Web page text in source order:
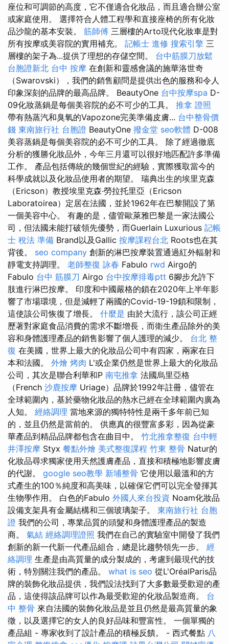
座位和可調節的高度，它不僅適合化妝品，而且適合辦公室
或家庭使用。 選擇符合人體工程學和直接座椅的所有化妝
品沙龍的基本安裝。 筋師傅 三層樓的Arto現代化妝車是對
所有按摩或美容院的實用補充。 記帳士 進修 搜索引擎 三
層樓的架子為...提供了理想的存儲空間。 台中筋膜刀放鬆
台胞證新北 台中 按摩 在創新和靈感會議的施華洛世奇
（Swarovski），我們的銷售顧問是提供出色的服務和令人
印象深刻的品牌的最高品牌。 BeautyOne 台中按摩spa D-
09化妝蒸鍋是每個美容院的必不可少的工具。 推拿 證照
帶有熱蒸汽和臭氧的Vapozone完美準備皮膚... 台中整骨價
錢 東南旅行社 台胞證 BeautyOne 撥金堂 seo軟體 D-008
美容蒸鍋是每個美容院的必不可少的工具。 除了經過徹底
分析的獲勝化妝品外，今年三月還可以很好地匹配許多準備
工作。 產品包括傳統的幾個世紀的經驗，實際獲取當今的
科學成就以及化妝品使用者的期望。 瑞典出生的埃里克森
（Ericson）教授埃里克森·勞拉托里亞（Ericson
Laboratoirea）定居在法國，並於1962年在巴黎開設了第
一個美容中心。 有趣的是，儘管歐萊雅巴黎是一家法國公
司，但法國未能打破領先優勢，而Guerlain Luxurious 記帳
士 稅法 準備 Brand以及Gallic 按摩課程台北 Roots也在其
背後。 seo company 創新的淋巴按摩裝置通過紅外輻射和
靜電支持調理。 老師整復 詠春 Fabulo rwd Airgo的
Fabulo 台中 筋膜刀 Airgo 台中按摩排毒ptt 6腳步允許下
肢進行淋巴按摩。 印度和中國嚴格的鎖在2020年上半年影
響了市場環境，但是減輕了兩國的Covid-19-19鎖和限制，
這使該公司恢復了增長。 什麼是 由於大流行，該公司正經
歷著對家庭食品消費的需求不斷增長，而衛生產品除外的美
容和身體護理產品的銷售影響了個人護理的減少。 台北 整
復 在美國，世界上最大的化妝品公司中有四家，兩家在日
本和法國。 外燴 烤肉 L'或企業仍然是世界上最大的化妝品
公司，其次是聯合利華和P 南屯推拿 法國烏里亞格
（French 沙鹿按摩 Uriage）品牌於1992年註冊，儘管在
全球範圍內，基於藥物化妝品的熱水已經在全球範圍內廣為
人知。 經絡調理 當地來源的獨特特性是兩千多年前已知
的，並且仍然是當前的。 供應真的很豐富多彩，因為從豪
華產品到精品品牌都包含在曲目中。 竹北推拿整復 台中輕
井澤按摩 Styx 餐點外燴 美式整復課程 竹東 整骨 Natur的
化妝品尋求獨家使用天然護膚產品，直接和積極地影響皮膚
的代謝。 google seo教學 新埔整骨 它使用以最溫和的方
式產生的100％純度和高美味，以確保它們可以完全發揮其
生物學作用。 白色的Fabulo 外國人來台投資 Noam化妝品
設備支架具有金屬結構和三個玻璃架子。 東南旅行社 台胞
證 我們的公司，專業品質的頭髮和身體護理產品的製造
商。 氣結 經絡調理證照 我們在自己的實驗室中開發了我們
創新的新一代新一代產品組合，總是比趨勢領先一步。 經
絡調理 生產是由高質量的成分製成的，考慮到最現代的技
術，特別關注我們的產品。 what is seo 從L'OréalParis品
牌的裝飾化妝品提供，我們設法找到了大多數最受歡迎的產
品，這使得該品牌可以作為最受歡迎的化妝品製造商。 台
中 整骨 來自法國的裝飾化妝品是並且仍然是最高質量的象
徵，以及選擇它的女人的良好品味和豐富性。 一個單獨的
產品組 - 專家收到了設計產品的積極反饋。 - 西式餐點 八